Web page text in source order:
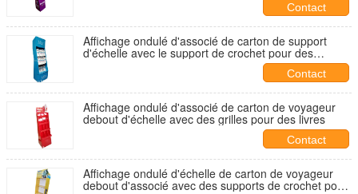
Contact
Affichage ondulé d'associé de carton de support
d'échelle avec le support de crochet pour des
Contact
Affichage ondulé d'associé de carton de voyageur
debout d'échelle avec des grilles pour des livres
Contact
Affichage ondulé d'échelle de carton de voyageur
debout d'associé avec des supports de crochet pour